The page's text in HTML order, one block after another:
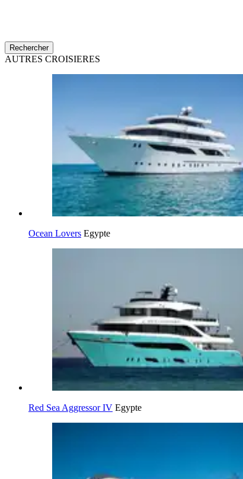
Rechercher
AUTRES CROISIERES
Ocean Lovers Egypte
Red Sea Aggressor IV Egypte